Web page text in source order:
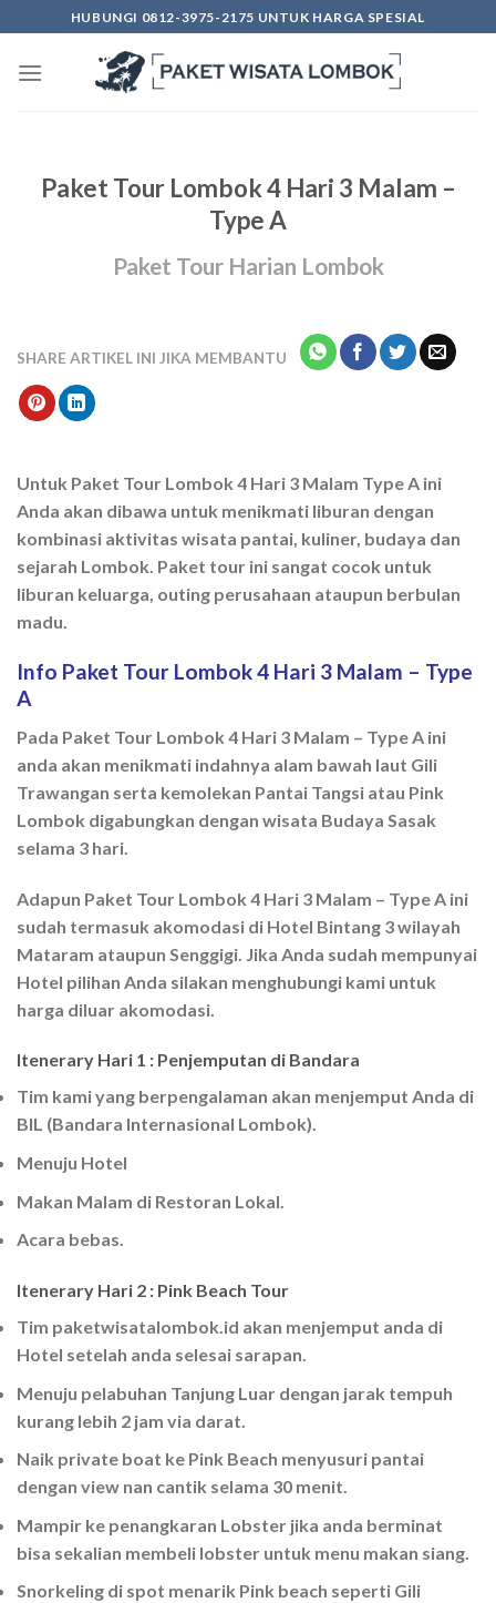
to
content
HUBUNGI 0812-3975-2175 UNTUK HARGA SPESIAL
Paket Tour Lombok 4 Hari 3 Malam –
Type A
Paket Tour Harian Lombok
SHARE ARTIKEL INI JIKA MEMBANTU
Untuk Paket Tour Lombok 4 Hari 3 Malam Type A ini
Anda akan dibawa untuk menikmati liburan dengan
kombinasi aktivitas wisata pantai, kuliner, budaya dan
sejarah Lombok. Paket tour ini sangat cocok untuk
liburan keluarga, outing perusahaan ataupun berbulan
madu.
Info Paket Tour Lombok 4 Hari 3 Malam – Type
A
Pada Paket Tour Lombok 4 Hari 3 Malam – Type A ini
anda akan menikmati indahnya alam bawah laut Gili
Trawangan serta kemolekan Pantai Tangsi atau Pink
Lombok digabungkan dengan wisata Budaya Sasak
selama 3 hari.
Adapun Paket Tour Lombok 4 Hari 3 Malam – Type A ini
sudah termasuk akomodasi di Hotel Bintang 3 wilayah
Mataram ataupun Senggigi. Jika Anda sudah mempunyai
Hotel pilihan Anda silakan menghubungi kami untuk
harga diluar akomodasi.
Itenerary Hari 1 : Penjemputan di Bandara
Tim kami yang berpengalaman akan menjemput Anda di
BIL (Bandara Internasional Lombok).
Menuju Hotel
Makan Malam di Restoran Lokal.
Acara bebas.
Itenerary Hari 2 : Pink Beach Tour
Tim paketwisatalombok.id akan menjemput anda di
Hotel setelah anda selesai sarapan.
Menuju pelabuhan Tanjung Luar dengan jarak tempuh
kurang lebih 2 jam via darat.
Naik private boat ke Pink Beach menyusuri pantai
dengan view nan cantik selama 30 menit.
Mampir ke penangkaran Lobster jika anda berminat
bisa sekalian membeli lobster untuk menu makan siang.
Snorkeling di spot menarik Pink beach seperti Gili